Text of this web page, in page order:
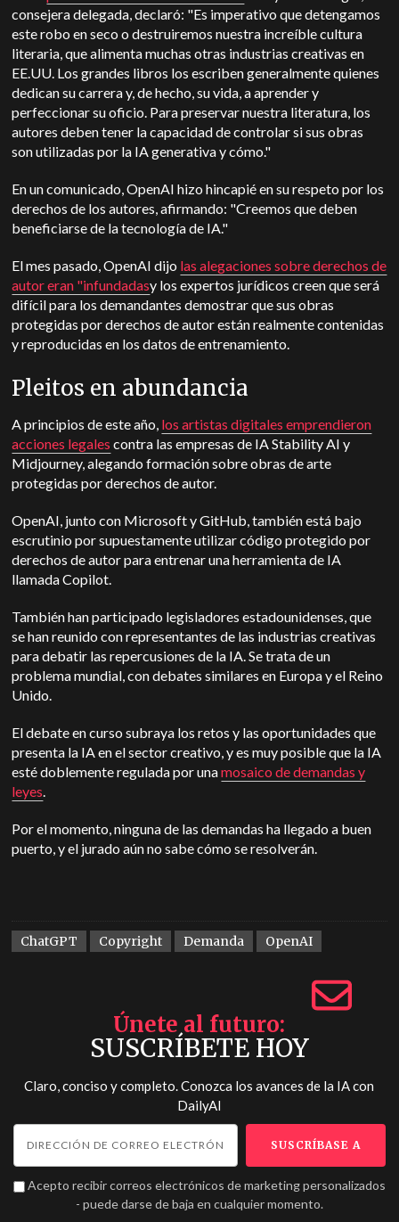
consejera delegada, declaró: "Es imperativo que detengamos
este robo en seco o destruiremos nuestra increíble cultura
literaria, que alimenta muchas otras industrias creativas en
EE.UU. Los grandes libros los escriben generalmente quienes
dedican su carrera y, de hecho, su vida, a aprender y
perfeccionar su oficio. Para preservar nuestra literatura, los
autores deben tener la capacidad de controlar si sus obras
son utilizadas por la IA generativa y cómo."
En un comunicado, OpenAI hizo hincapié en su respeto por los
derechos de los autores, afirmando: "Creemos que deben
beneficiarse de la tecnología de IA."
El mes pasado, OpenAI dijo las alegaciones sobre derechos de
autor eran "infundadasy los expertos jurídicos creen que será
difícil para los demandantes demostrar que sus obras
protegidas por derechos de autor están realmente contenidas
y reproducidas en los datos de entrenamiento.
Pleitos en abundancia
A principios de este año, los artistas digitales emprendieron
acciones legales contra las empresas de IA Stability AI y
Midjourney, alegando formación sobre obras de arte
protegidas por derechos de autor.
OpenAI, junto con Microsoft y GitHub, también está bajo
escrutinio por supuestamente utilizar código protegido por
derechos de autor para entrenar una herramienta de IA
llamada Copilot.
También han participado legisladores estadounidenses, que
se han reunido con representantes de las industrias creativas
para debatir las repercusiones de la IA. Se trata de un
problema mundial, con debates similares en Europa y el Reino
Unido.
El debate en curso subraya los retos y las oportunidades que
presenta la IA en el sector creativo, y es muy posible que la IA
esté doblemente regulada por unamosaico de demandas y
leyes.
Por el momento, ninguna de las demandas ha llegado a buen
puerto, y el jurado aún no sabe cómo se resolverán.
ChatGPT Copyright Demanda OpenAI
Únete al futuro
SUSCRÍBETE HOY
Claro, conciso y completo. Conozca los avances de la IA con
DailyAI
Acepto recibir correos electrónicos de marketing personalizados
- puede darse de baja en cualquier momento.